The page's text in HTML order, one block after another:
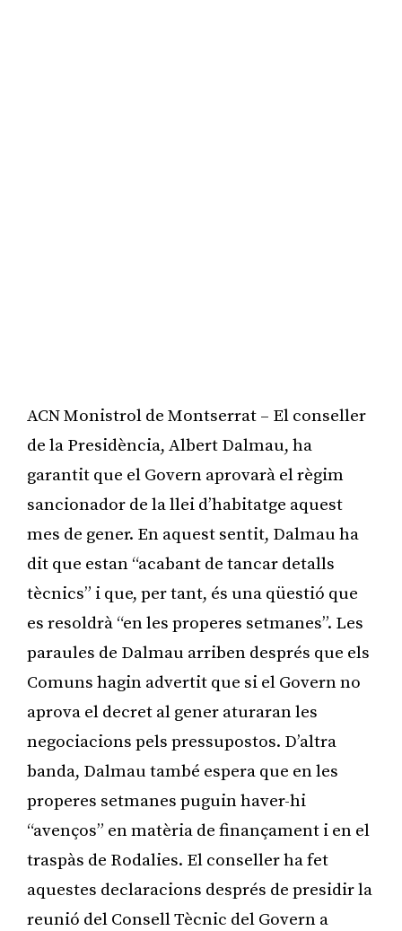
ACN Monistrol de Montserrat – El conseller
de la Presidència, Albert Dalmau, ha
garantit que el Govern aprovarà el règim
sancionador de la llei d’habitatge aquest
mes de gener. En aquest sentit, Dalmau ha
dit que estan “acabant de tancar detalls
tècnics” i que, per tant, és una qüestió que
es resoldrà “en les properes setmanes”. Les
paraules de Dalmau arriben després que els
Comuns hagin advertit que si el Govern no
aprova el decret al gener aturaran les
negociacions pels pressupostos. D’altra
banda, Dalmau també espera que en les
properes setmanes puguin haver-hi
“avenços” en matèria de finançament i en el
traspàs de Rodalies. El conseller ha fet
aquestes declaracions després de presidir la
reunió del Consell Tècnic del Govern a